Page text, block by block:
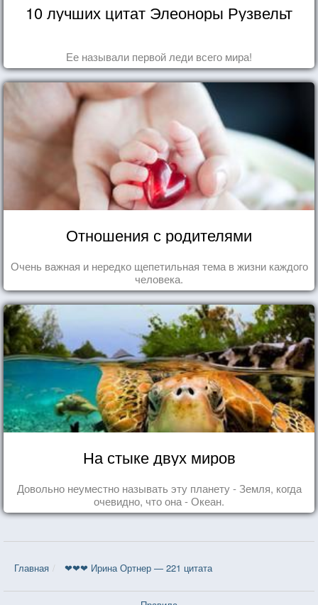
10 лучших цитат Элеоноры Рузвельт
Ее называли первой леди всего мира!
Отношения с родителями
Очень важная и нередко щепетильная тема в жизни каждого
человека.
На стыке двух миров
Довольно неуместно называть эту планету - Земля, когда
очевидно, что она - Океан.
Главная ❤❤❤ Ирина Ортнер — 221 цитата